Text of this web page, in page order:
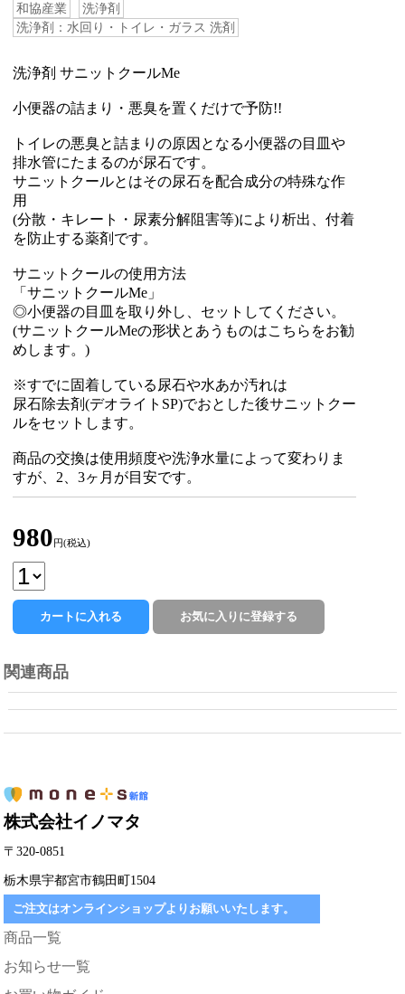
和協産業
洗浄剤
洗浄剤：水回り・トイレ・ガラス 洗剤
洗浄剤 サニットクールMe
小便器の詰まり・悪臭を置くだけで予防!!
トイレの悪臭と詰まりの原因となる小便器の目皿や
排水管にたまるのが尿石です。
サニットクールとはその尿石を配合成分の特殊な作
用
(分散・キレート・尿素分解阻害等)により析出、付着
を防止する薬剤です。
サニットクールの使用方法
「サニットクールMe」
◎小便器の目皿を取り外し、セットしてください。
(サニットクールMeの形状とあうものはこちらをお勧
めします。)
※すでに固着している尿石や水あか汚れは
尿石除去剤(デオライトSP)でおとした後サニットクー
ルをセットします。
商品の交換は使用頻度や洗浄水量によって変わりま
すが、2、3ヶ月が目安です。
980 円(税込)
関連商品
株式会社イノマタ
〒320-0851
栃木県宇都宮市鶴田町1504
ご注文はオンラインショップよりお願いいたします。
商品一覧
お知らせ一覧